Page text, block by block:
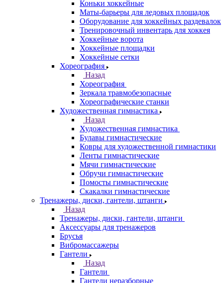
Коньки хоккейные
Маты-барьеры для ледовых площадок
Оборудование для хоккейных раздевалок
Тренировочный инвентарь для хоккея
Хоккейные ворота
Хоккейные площадки
Хоккейные сетки
Хореография
Назад
Хореография
Зеркала травмобезопасные
Хореографические станки
Художественная гимнастика
Назад
Художественная гимнастика
Булавы гимнастические
Ковры для художественной гимнастики
Ленты гимнастические
Мячи гимнастические
Обручи гимнастические
Помосты гимнастические
Скакалки гимнастические
Тренажеры, диски, гантели, штанги
Назад
Тренажеры, диски, гантели, штанги
Аксессуары для тренажеров
Брусья
Вибромассажеры
Гантели
Назад
Гантели
Гантели неразборные